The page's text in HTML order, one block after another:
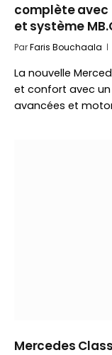
complète avec
et système
ParFaris Bouchaala
La nouvelle
et confort avec
avancées et
Mercedes